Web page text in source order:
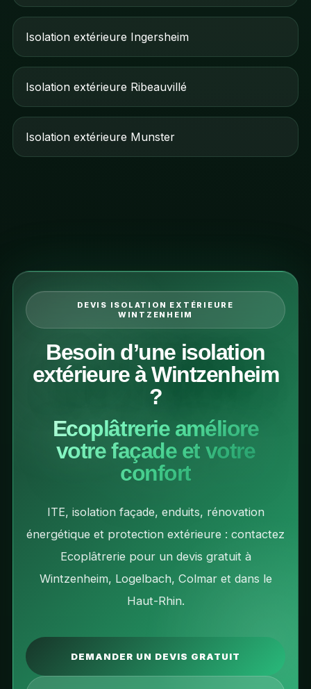
Isolation extérieure Ingersheim
Isolation extérieure Ribeauvillé
Isolation extérieure Munster
DEVIS ISOLATION EXTÉRIEURE
WINTZENHEIM
Besoin d’une isolation
extérieure à Wintzenheim
?
Ecoplâtrerie améliore
votre façade et votre
confort
ITE, isolation façade, enduits, rénovation
énergétique et protection extérieure : contactez
Ecoplâtrerie pour un devis gratuit à
Wintzenheim, Logelbach, Colmar et dans le
Haut-Rhin.
DEMANDER UN DEVIS GRATUIT